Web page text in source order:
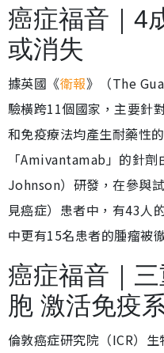
效
畢
:
9
.
癌症福音｜4
或消失
據英國《衛報》（The
驗橫跨11個國家，主要針
和免疫療法均產生耐藥性
「Amivantamab」的針
Johnson）研發，在參與
見癌症）患者中，有43人
中更有15名患者的腫瘤被
癌症福音｜
胞 激活免疫
倫敦癌症研究院（ICR）